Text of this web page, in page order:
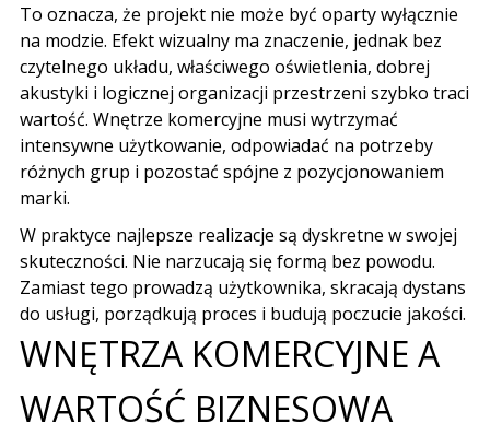
To oznacza, że projekt nie może być oparty wyłącznie
na modzie. Efekt wizualny ma znaczenie, jednak bez
czytelnego układu, właściwego oświetlenia, dobrej
akustyki i logicznej organizacji przestrzeni szybko traci
wartość. Wnętrze komercyjne musi wytrzymać
intensywne użytkowanie, odpowiadać na potrzeby
różnych grup i pozostać spójne z pozycjonowaniem
marki.
W praktyce najlepsze realizacje są dyskretne w swojej
skuteczności. Nie narzucają się formą bez powodu.
Zamiast tego prowadzą użytkownika, skracają dystans
do usługi, porządkują proces i budują poczucie jakości.
WNĘTRZA KOMERCYJNE A
WARTOŚĆ BIZNESOWA